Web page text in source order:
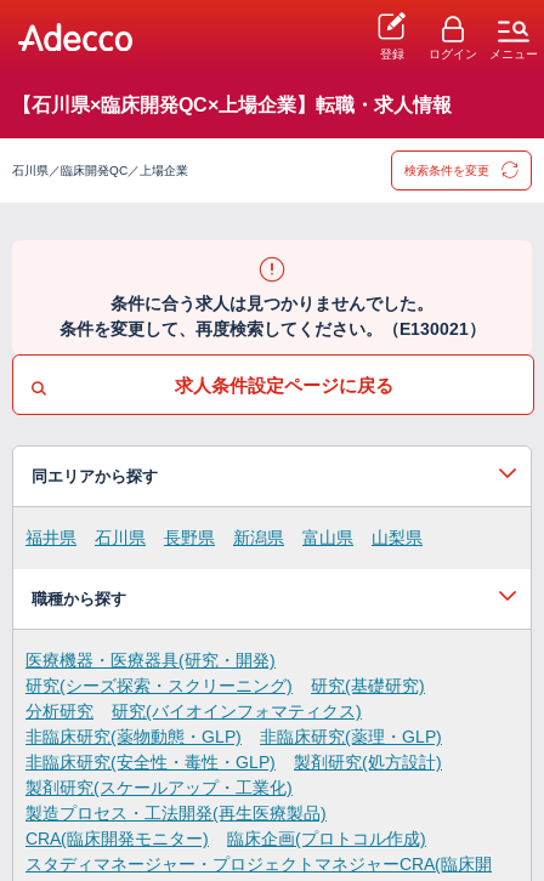
登録 ログイン メニュー
【石川県×臨床開発QC×上場企業】転職・求人情報
石川県／臨床開発QC／上場企業 検索条件を変更
条件に合う求人は見つかりませんでした。
条件を変更して、再度検索してください。（E130021）
求人条件設定ページに戻る
同エリアから探す
福井県 石川県 長野県 新潟県 富山県 山梨県
職種から探す
医療機器・医療器具(研究・開発)
研究(シーズ探索・スクリーニング)
研究(基礎研究)
分析研究
研究(バイオインフォマティクス)
非臨床研究(薬物動態・GLP)
非臨床研究(薬理・GLP)
非臨床研究(安全性・毒性・GLP)
製剤研究(処方設計)
製剤研究(スケールアップ・工業化)
製造プロセス・工法開発(再生医療製品)
CRA(臨床開発モニター)
臨床企画(プロトコル作成)
スタディマネージャー・プロジェクトマネジャーCRA(臨床開